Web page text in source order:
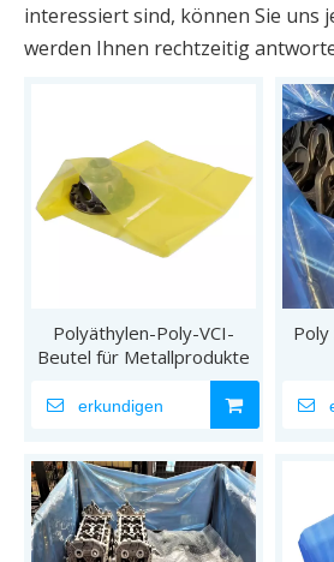
interessiert sind, können Sie uns
werden Ihnen rechtzeitig
Polyäthylen-Poly-VCI-
Beutel für Metallprodukte
erkundigen